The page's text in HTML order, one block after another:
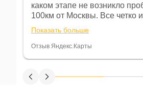
каком этапе не возникло
100км от Москвы. Все четко
спидометре всегда был 0,
постоянно были на связи и
Считаю, что это говорит о
Показать больше
Отзыв Яндекс.Карты